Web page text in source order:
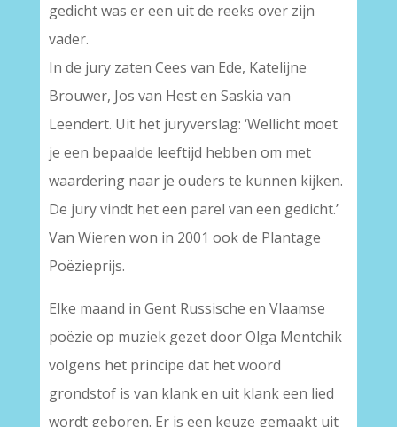
gedicht was er een uit de reeks over zijn
vader.
In de jury zaten Cees van Ede, Katelijne
Brouwer, Jos van Hest en Saskia van
Leendert. Uit het juryverslag: ‘Wellicht moet
je een bepaalde leeftijd hebben om met
waardering naar je ouders te kunnen kijken.
De jury vindt het een parel van een gedicht.’
Van Wieren won in 2001 ook de Plantage
Poëzieprijs.
Elke maand in Gent Russische en Vlaamse
poëzie op muziek gezet door Olga Mentchik
volgens het principe dat het woord
grondstof is van klank en uit klank een lied
wordt geboren. Er is een keuze gemaakt uit